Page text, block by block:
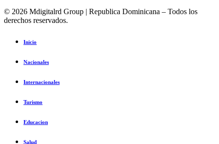
© 2026 Mdigitalrd Group | Republica Dominicana – Todos los
derechos reservados.
Inicio
Nacionales
Internacionales
Turismo
Educacion
Salud